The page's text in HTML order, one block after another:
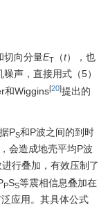
切向分量ET （t），也
声，直接用式（5）
和Wiggins[20]提出的
PS和P波之间的到时
会造成地壳平均P波
行叠加，有效压制了
PSS等震相信息叠加在
应用。其具体公式